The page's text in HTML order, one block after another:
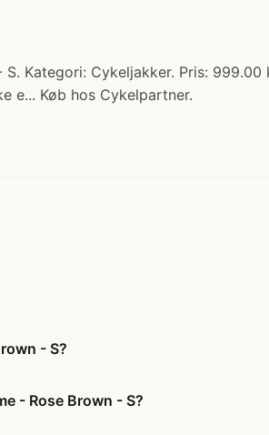
Kategori: Cykeljakker. Pris:
e... Køb hos Cykelpartner.
- S?
- Rose Brown - S?